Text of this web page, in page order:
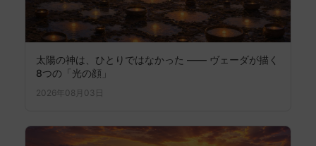
太陽の神は、ひとりではなかった —— ヴェーダが描く
8つの「光の顔」
2026年08月03日